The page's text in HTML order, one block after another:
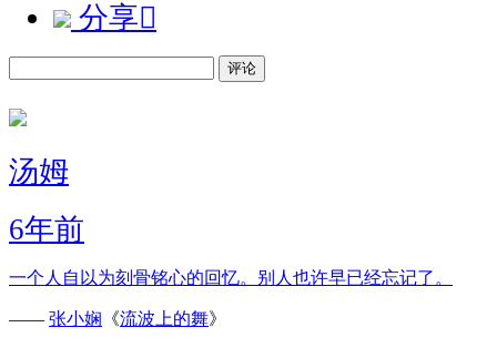
分享
评论
汤姆
6年前
一个人自以为刻骨铭心的回忆。别人也许早已经忘记了。
—— 张小娴 《流波上的舞》